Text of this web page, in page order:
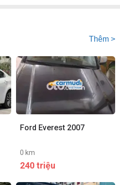
Thêm >
Ford Everest 2007
0 km
240 triệu